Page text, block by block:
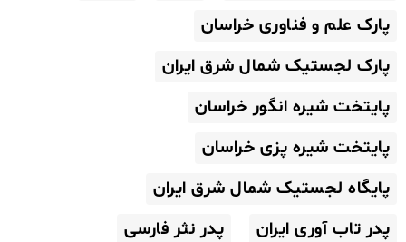
پارک علم و فناوری خراسان
پارک لجستیک شمال شرق ایران
پایتخت شیره انگور خراسان
پایتخت شیره پزی خراسان
پایگاه لجستیک شمال شرق ایران
پدر تاب آوری ایران
پدر نثر فارسی